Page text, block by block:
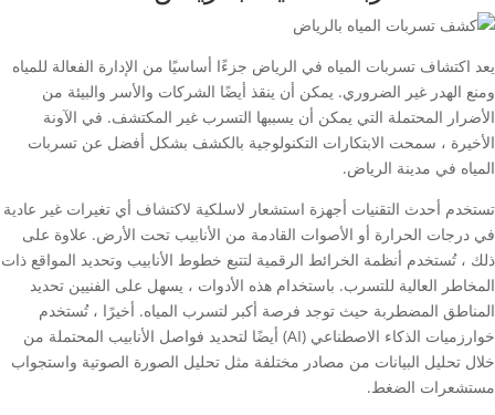
يعد اكتشاف تسربات المياه في الرياض جزءًا أساسيًا من الإدارة الفعالة للمياه
ومنع الهدر غير الضروري. يمكن أن ينقذ أيضًا الشركات والأسر والبيئة من
الأضرار المحتملة التي يمكن أن يسببها التسرب غير المكتشف. في الآونة
الأخيرة ، سمحت الابتكارات التكنولوجية بالكشف بشكل أفضل عن تسربات
المياه في مدينة الرياض.
تستخدم أحدث التقنيات أجهزة استشعار لاسلكية لاكتشاف أي تغيرات غير عادية
في درجات الحرارة أو الأصوات القادمة من الأنابيب تحت الأرض. علاوة على
ذلك ، تُستخدم أنظمة الخرائط الرقمية لتتبع خطوط الأنابيب وتحديد المواقع ذات
المخاطر العالية للتسرب. باستخدام هذه الأدوات ، يسهل على الفنيين تحديد
المناطق المضطربة حيث توجد فرصة أكبر لتسرب المياه. أخيرًا ، تُستخدم
خوارزميات الذكاء الاصطناعي (AI) أيضًا لتحديد فواصل الأنابيب المحتملة من
خلال تحليل البيانات من مصادر مختلفة مثل تحليل الصورة الصوتية واستجواب
مستشعرات الضغط.